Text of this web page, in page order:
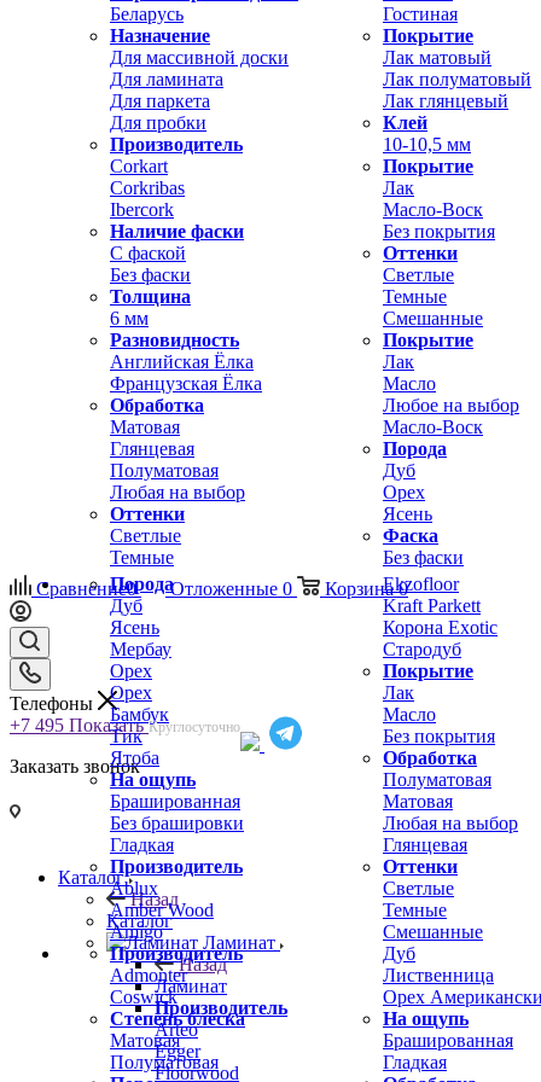
Беларусь
Гостиная
Назначение
Для массивной доски
Для ламината
Для паркета
Для пробки
Покрытие
Лак матовый
Лак полуматовый
Лак глянцевый
Клей
Производитель
Corkart
Corkribas
Ibercork
Наличие фаски
С фаской
Без фаски
Толщина
6 мм
10-10,5 мм
Покрытие
Лак
Масло-Воск
Без покрытия
Оттенки
Светлые
Темные
Смешанные
Разновидность
Английская Ёлка
Французская Ёлка
Обработка
Матовая
Глянцевая
Полуматовая
Любая на выбор
Оттенки
Светлые
Темные
Покрытие
Лак
Масло
Любое на выбор
Масло-Воск
Порода
Дуб
Орех
Ясень
Фаска
Без фаски
Порода
Дуб
Ясень
Мербау
Орех
Орех
Бамбук
Тик
Ятоба
На ощупь
Брашированная
Без брашировки
Гладкая
Производитель
Ablux
Amber Wood
Amigo
Ekzofloor
Kraft Parkett
Корона Exotic
Стародуб
Покрытие
Лак
Масло
Без покрытия
Обработка
Полуматовая
Матовая
Любая на выбор
Глянцевая
Оттенки
Светлые
Темные
Смешанные
Производитель
Admonter
Coswick
Степень блеска
Матовая
Полуматовая
Дуб
Лиственница
Орех
На ощупь
Брашированная
Гладкая
Сравнение0 Отложенные 0 Корзина 0
Телефоны
+7 495 Показать Круглосуточно
Заказать звонок
Каталог
Назад
Каталог
Ламинат
Назад
Ламинат
Производитель
Arteo
Egger
Floorwood